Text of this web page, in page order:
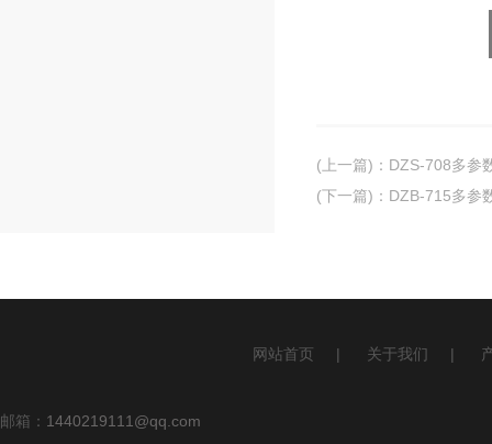
(上一篇) ： DZS-708多参
(下一篇) ： DZB-715多参
网站首页 | 关于我们 |
邮箱： 1440219111@qq.com